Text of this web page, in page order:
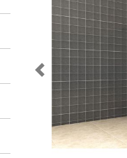
Previous